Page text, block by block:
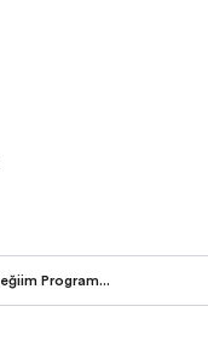
Öğrenci Değişim Programları